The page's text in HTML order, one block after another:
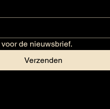
de nieuwsbrief.
Verzenden